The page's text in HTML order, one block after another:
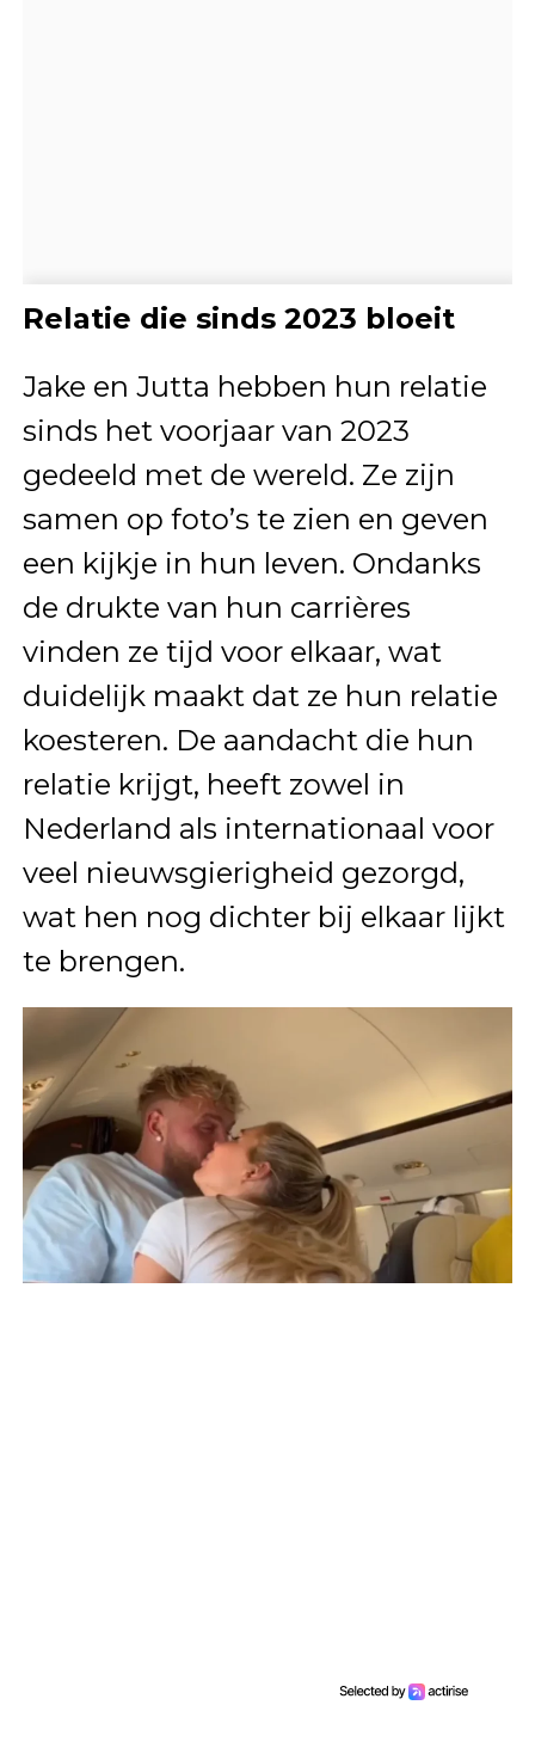
Relatie die sinds 2023 bloeit
Jake en Jutta hebben hun relatie
sinds het voorjaar van 2023
gedeeld met de wereld. Ze zijn
samen op foto’s te zien en geven
een kijkje in hun leven. Ondanks
de drukte van hun carrières
vinden ze tijd voor elkaar, wat
duidelijk maakt dat ze hun relatie
koesteren. De aandacht die hun
relatie krijgt, heeft zowel in
Nederland als internationaal voor
veel nieuwsgierigheid gezorgd,
wat hen nog dichter bij elkaar lijkt
te brengen.